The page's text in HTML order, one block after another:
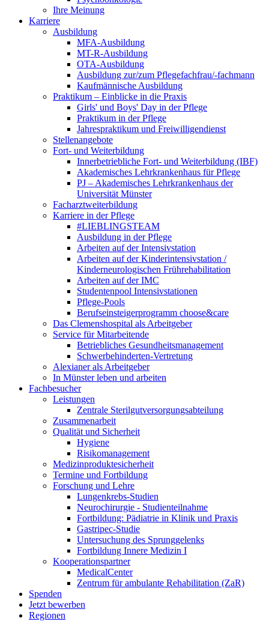
Ihre Meinung
Karriere
Ausbildung
MFA-Ausbildung
MT-R-Ausbildung
OTA-Ausbildung
Ausbildung zur/zum Pflegefachfrau/-fachmann
Kaufmännische Ausbildung
Praktikum – Einblicke in die Praxis
Girls' und Boys' Day in der Pflege
Praktikum in der Pflege
Jahrespraktikum und Freiwilligendienst
Stellenangebote
Fort- und Weiterbildung
Innerbetriebliche Fort- und Weiterbildung (IBF)
Akademisches Lehrkrankenhaus für Pflege
PJ – Akademisches Lehrkrankenhaus der
Universität Münster
Facharztweiterbildung
Karriere in der Pflege
#LIEBLINGSTEAM
Ausbildung in der Pflege
Arbeiten auf der Intensivstation
Arbeiten auf der Kinderintensivstation /
Kinderneurologischen Frührehabilitation
Arbeiten auf der IMC
Studentenpool Intensivstationen
Pflege-Pools
Berufseinsteigerprogramm choose&care
Das Clemenshospital als Arbeitgeber
Service für Mitarbeitende
Betriebliches Gesundheitsmanagement
Schwerbehinderten-Vertretung
Alexianer als Arbeitgeber
In Münster leben und arbeiten
Fachbesucher
Leistungen
Zentrale Sterilgutversorgungsabteilung
Zusammenarbeit
Qualität und Sicherheit
Hygiene
Risikomanagement
Medizinproduktesicherheit
Termine und Fortbildung
Forschung und Lehre
Lungenkrebs-Studien
Neurochirurgie - Studienteilnahme
Fortbildung: Pädiatrie in Klinik und Praxis
Gastripec-Studie
Untersuchung des Sprunggelenks
Fortbildung Innere Medizin I
Kooperationspartner
MedicalCenter
Zentrum für ambulante Rehabilitation (ZaR)
Spenden
Jetzt bewerben
Regionen